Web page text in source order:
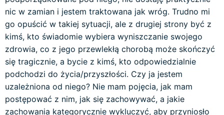
nic w zamian i jestem traktowana jak wróg. Trudno mi
go opuścić w takiej sytuacji, ale z drugiej strony być z
kimś, kto świadomie wybiera wyniszczanie swojego
zdrowia, co z jego przewlekłą chorobą może skończyć
się tragicznie, a bycie z kimś, kto odpowiedzialnie
podchodzi do życia/przyszłości. Czy ja jestem
uzależniona od niego? Nie mam pojęcia, jak mam
postępować z nim, jak się zachowywać, a jakie
zachowania kategorycznie wykluczyć, aby przyniosło